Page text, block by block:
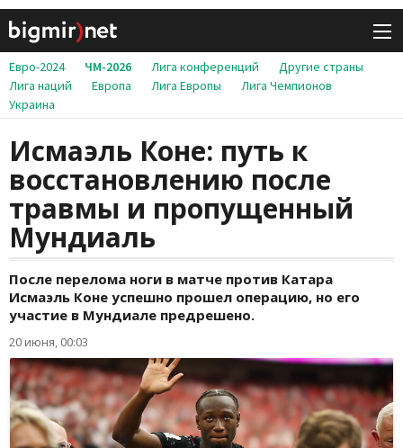
Евро-2024 ЧМ-2026 Лига конференций
Другие страны
Лига наций
Европа Лига Европы
Лига Чемпионов
Украина
Исмаэль Коне: путь к
восстановлению после
травмы и пропущенный
Мундиаль
После перелома ноги в матче против Катара
Исмаэль Коне успешно прошел операцию, но его
участие в Мундиале предрешено.
20 июня, 00:03